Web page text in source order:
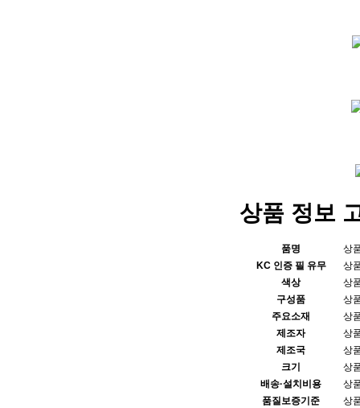
상품 정보
품명
상
KC 인증 필 유무
상
색상
상
구성품
상
주요소재
상
제조자
상
제조국
상
크기
상
배송·설치비용
상
품질보증기준
상